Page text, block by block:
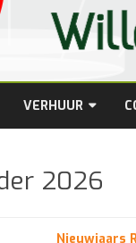
VERHUUR
BESCHIKBAARHEID
2026
Nieuwjaars